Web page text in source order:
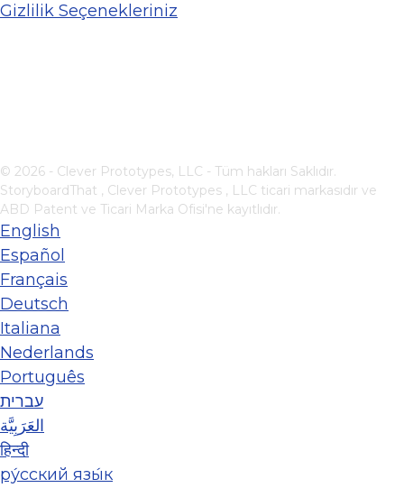
Gizlilik Seçenekleriniz
© 2026 - Clever Prototypes, LLC - Tüm hakları Saklıdır.
StoryboardThat , Clever Prototypes , LLC ticari markasıdır ve
ABD Patent ve Ticari Marka Ofisi'ne kayıtlıdır.
English
Español
Français
Deutsch
Italiana
Nederlands
Português
עברית
العَرَبِيَّة
हिन्दी
ру́сский язы́к